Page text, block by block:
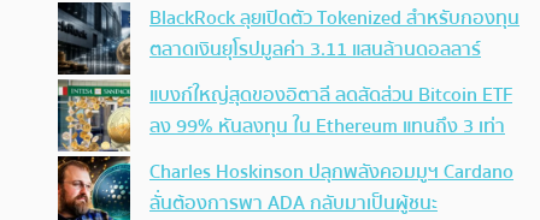
BlackRock ลุยเปิดตัว Tokenized สำหรับกองทุน
ตลาดเงินยุโรปมูลค่า 3.11 แสนล้านดอลลาร์
แบงก์ใหญ่สุดของอิตาลี ลดสัดส่วน Bitcoin ETF
ลง 99% หันลงทุน ใน Ethereum แทนถึง 3 เท่า
Charles Hoskinson ปลุกพลังคอมมูฯ Cardano
ลั่นต้องการพา ADA กลับมาเป็นผู้ชนะ